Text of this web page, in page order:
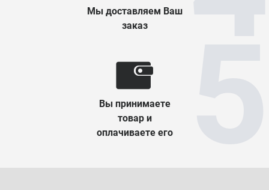
Мы доставляем Ваш
заказ
Вы принимаете
товар и
оплачиваете его